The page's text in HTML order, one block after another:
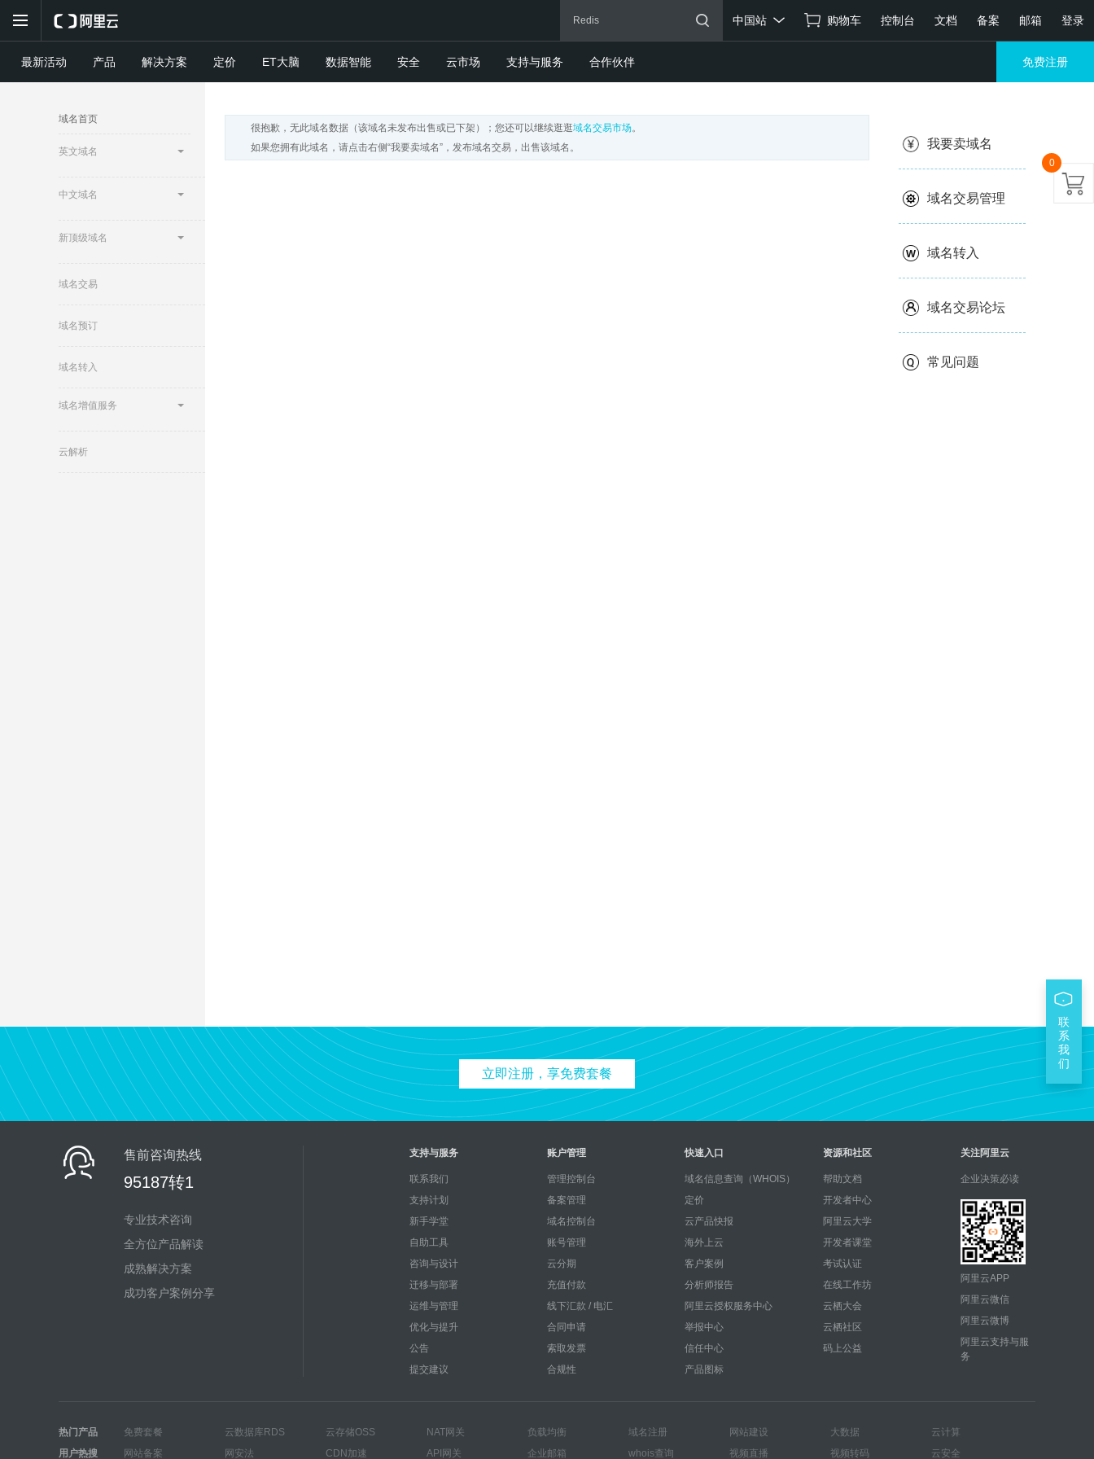
购物车 控制台 文档 备案 邮箱 登录
中国站
最新活动 产品 解决方案 定价 ET大脑 数据智能 安全 云市场 支持与服务 合作伙伴 免费注册
域名首页
英文域名
中文域名
新顶级域名
域名交易
域名预订
域名转入
域名增值服务
云解析
很抱歉，无此域名数据（该域名未发布出售或已下架）；您还可以继续逛逛域名交易市场。
如果您拥有此域名，请点击右侧“我要卖域名”，发布域名交易，出售该域名。
我要卖域名
域名交易管理
域名转入
域名交易论坛
常见问题
立即注册，享免费套餐
售前咨询热线
95187转1
专业技术咨询
全方位产品解读
成熟解决方案
成功客户案例分享
支持与服务
联系我们
支持计划
新手学堂
自助工具
咨询与设计
迁移与部署
运维与管理
优化与提升
公告
提交建议
账户管理
管理控制台
备案管理
域名控制台
账号管理
云分期
充值付款
线下汇款 / 电汇
合同申请
索取发票
合规性
快速入口
域名信息查询（WHOIS）
定价
云产品快报
海外上云
客户案例
分析师报告
阿里云授权服务中心
举报中心
信任中心
产品图标
资源和社区
帮助文档
开发者中心
阿里云大学
开发者课堂
考试认证
在线工作坊
云栖大会
云栖社区
码上公益
关注阿里云
企业决策必读
阿里云APP
阿里云微信
阿里云微博
阿里云支持与服
务
热门产品 免费套餐 云数据库RDS 云存储OSS NAT网关 负载均衡 域名注册 网站建设 大数据
云计算
用户热搜
网站备案 网安法 CDN加速 API网关 企业邮箱 whois查询 视频直播 视频转码 云安全
联
系
我
们
0